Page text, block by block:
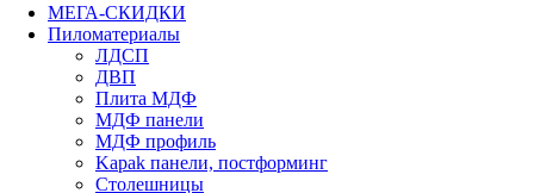
МЕГА-СКИДКИ
Пиломатериалы
ЛДСП
ДВП
Плита МДФ
МДФ панели
МДФ профиль
Kapak панели, постформинг
Столешницы